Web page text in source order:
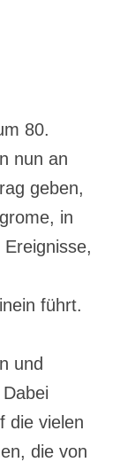
80.
nun an
geben,
in
führt.
und
die vielen
die von